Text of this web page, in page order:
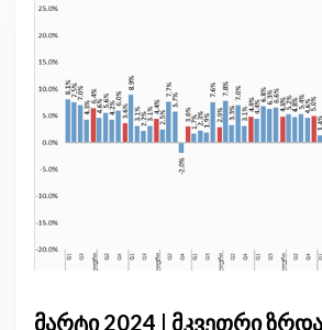
მარტი 2024 | მკვეთრი